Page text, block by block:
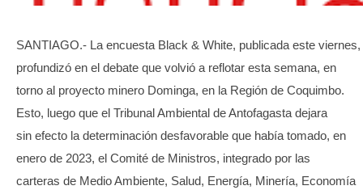
SANTIAGO.- La encuesta Black & White, publicada este viernes,
profundizó en el debate que volvió a reflotar esta semana, en
torno al proyecto minero Dominga, en la Región de Coquimbo.
Esto, luego que el Tribunal Ambiental de Antofagasta dejara
sin efecto la determinación desfavorable que había tomado, en
enero de 2023, el Comité de Ministros, integrado por las
carteras de Medio Ambiente, Salud, Energía, Minería, Economía